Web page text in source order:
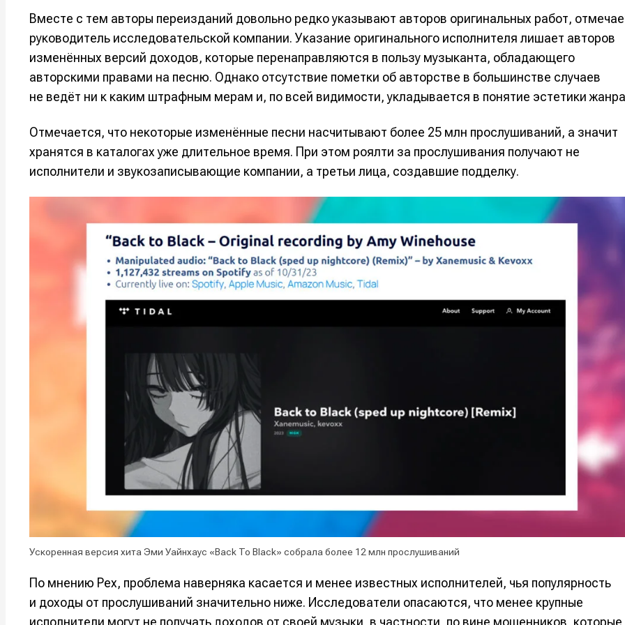
Информация
Помощь проекту
Информация
Помощь проекту
Вместе с тем авторы переизданий довольно редко указывают авторов оригинальных работ,
руководитель исследовательской компании. Указание оригинального исполнителя лишает авторов
изменённых версий доходов, которые перенаправляются в пользу музыканта, обладающего
авторскими правами на песню. Однако отсутствие пометки об авторстве в большинстве случаев
не ведёт ни к каким штрафным мерам и, по всей видимости, укладывается в понятие эстетики
Отмечается, что некоторые изменённые песни насчитывают более 25 млн прослушиваний, а значит
хранятся в каталогах уже длительное время. При этом роялти за прослушивания получают не
исполнители и звукозаписывающие компании, а третьи лица, создавшие подделку.
Ускоренная версия хита Эми Уайнхаус «Back To Black» собрала более 12 млн прослушиваний
По мнению Pex, проблема наверняка касается и менее известных исполнителей, чья популярность
и доходы от прослушиваний значительно ниже. Исследователи опасаются, что менее крупные